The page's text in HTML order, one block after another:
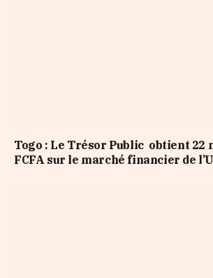
Togo : Le Trésor Public obtient 22
FCFA sur le marché financier de